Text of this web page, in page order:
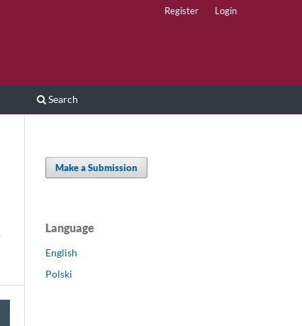
Search
Register Login
Make a Submission
Language
English
Polski